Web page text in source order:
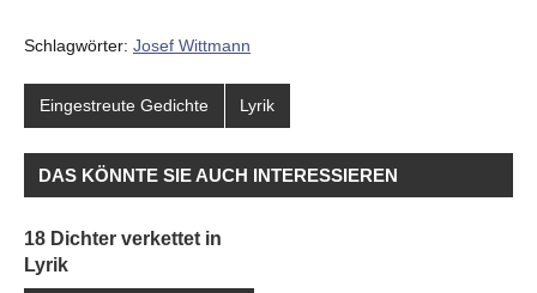
Schlagwörter: Josef Wittmann
Eingestreute Gedichte Lyrik
DAS KÖNNTE SIE AUCH INTERESSIEREN
18 Dichter verkettet in
Lyrik